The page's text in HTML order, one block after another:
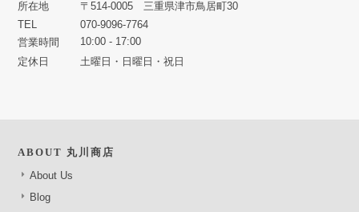
所在地
〒514-0005 三重県津市鳥居町30
TEL
070-9096-7764
営業時間
10:00 - 17:00
定休日
土曜日・日曜日・祝日
ABOUT 丸川商店
About Us
Blog